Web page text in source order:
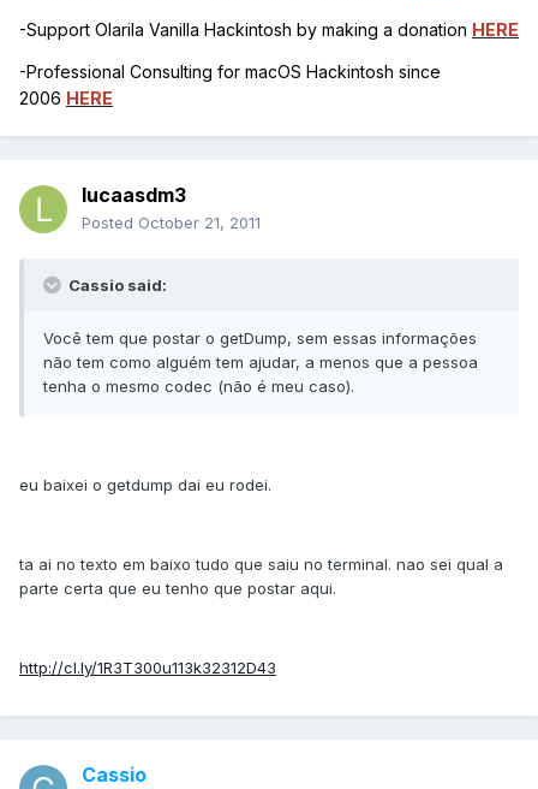
-Support Olarila Vanilla Hackintosh by making a donation HERE
-Professional Consulting for macOS Hackintosh since
2006 HERE
lucaasdm3
Posted October 21, 2011
Cassio said:
Você tem que postar o getDump, sem essas informações
não tem como alguém tem ajudar, a menos que a pessoa
tenha o mesmo codec (não é meu caso).
eu baixei o getdump dai eu rodei.
ta ai no texto em baixo tudo que saiu no terminal. nao sei qual a
parte certa que eu tenho que postar aqui.
http://cl.ly/1R3T300u113k32312D43
Cassio